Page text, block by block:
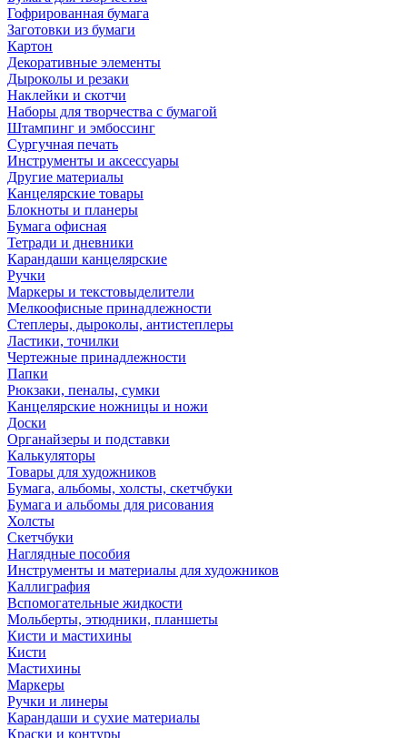
Гофрированная бумага
Заготовки из бумаги
Картон
Декоративные элементы
Дыроколы и резаки
Наклейки и скотчи
Наборы для творчества с бумагой
Штампинг и эмбоссинг
Сургучная печать
Инструменты и аксессуары
Другие материалы
Канцелярские товары
Блокноты и планеры
Бумага офисная
Тетради и дневники
Карандаши канцелярские
Ручки
Маркеры и текстовыделители
Мелкоофисные принадлежности
Степлеры, дыроколы, антистеплеры
Ластики, точилки
Чертежные принадлежности
Папки
Рюкзаки, пеналы, сумки
Канцелярские ножницы и ножи
Доски
Органайзеры и подставки
Калькуляторы
Товары для художников
Бумага, альбомы, холсты, скетчбуки
Бумага и альбомы для рисования
Холсты
Скетчбуки
Наглядные пособия
Инструменты и материалы для художников
Каллиграфия
Вспомогательные жидкости
Мольберты, этюдники, планшеты
Кисти и мастихины
Кисти
Мастихины
Маркеры
Ручки и линеры
Карандаши и сухие материалы
Краски и контуры